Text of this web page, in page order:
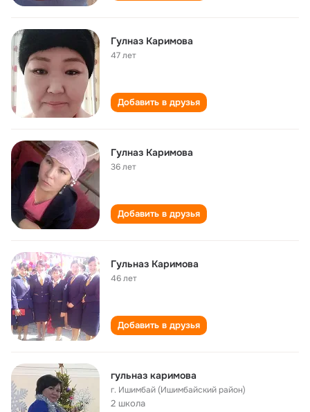
Гулназ Каримова
47 лет
Добавить в друзья
Гулназ Каримова
36 лет
Добавить в друзья
Гульназ Каримова
46 лет
Добавить в друзья
гульназ каримова
г. Ишимбай (Ишимбайский район)
2 школа